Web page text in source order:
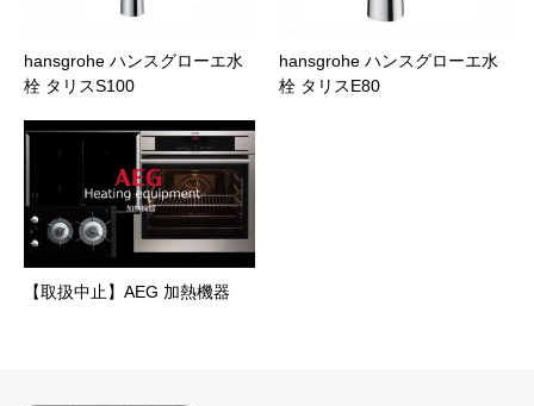
hansgrohe ハンスグローエ水
栓 タリスS100
hansgrohe ハンスグローエ水
栓 タリスE80
【取扱中止】AEG 加熱機器